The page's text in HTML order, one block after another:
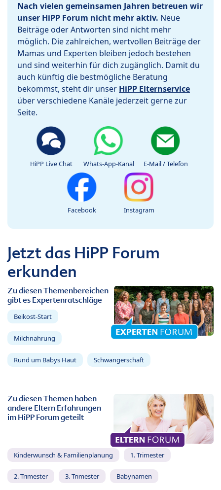
Nach vielen gemeinsamen Jahren betreuen wir
unser HiPP Forum nicht mehr aktiv. Neue
Beiträge oder Antworten sind nicht mehr
möglich. Die zahlreichen, wertvollen Beiträge der
Mamas und Experten bleiben jedoch bestehen
und sind weiterhin für dich zugänglich. Damit du
auch künftig die bestmögliche Beratung
bekommst, steht dir unser HiPP Elternservice
über verschiedene Kanäle jederzeit gerne zur
Seite.
HiPP Live Chat Whats-App-Kanal E-Mail / Telefon
Facebook Instagram
Jetzt das HiPP Forum
erkunden
Zu diesen Themenbereichen
gibt es Expertenratschläge
Beikost-Start
Milchnahrung
Rund um Babys Haut Schwangerschaft
Zu diesen Themen haben
andere Eltern Erfahrungen
im HiPP Forum geteilt
Kinderwunsch & Familienplanung 1. Trimester
2. Trimester 3. Trimester Babynamen